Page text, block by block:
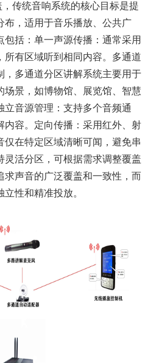
传统音响系统的核心目标是提
布，适用于音乐播放、公共广
括：单一声源传播：通常采用
有区域听到相同内容。多通道
，多通道分区讲解系统主要用于
场景，如博物馆、展览馆、智慧
立音源管理：支持多个音频通
内容。定向传播：采用红外、射
在特定区域清晰可闻，避免串
活分区，可根据需求调整覆盖
求声音的广泛覆盖和一致性，而
性和精准投放。